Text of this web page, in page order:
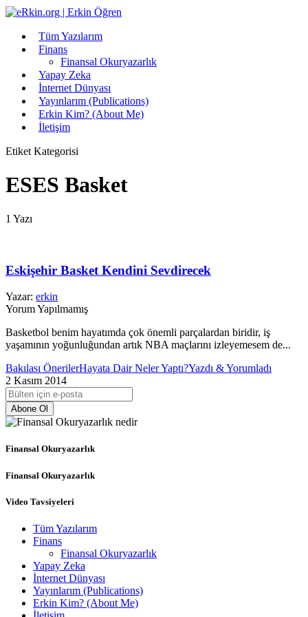
Tüm Yazılarım
Finans
Finansal Okuryazarlık
Yapay Zeka
İnternet Dünyası
Yayınlarım (Publications)
Erkin Kim? (About Me)
İletişim
Etiket Kategorisi
ESES Basket
1 Yazı
Eskişehir Basket Kendini Sevdirecek
Yazar: erkin
Yorum Yapılmamış
Basketbol benim hayatımda çok önemli parçalardan biridir, iş
yaşamının yoğunluğundan artık NBA maçlarını izleyemesem de...
Bakılası ÖnerilerHayata Dair Neler Yaptı?Yazdı & Yorumladı
2 Kasım 2014
Abone Ol
Finansal Okuryazarlık
Finansal Okuryazarlık
Video Tavsiyeleri
Tüm Yazılarım
Finans
Finansal Okuryazarlık
Yapay Zeka
İnternet Dünyası
Yayınlarım (Publications)
Erkin Kim? (About Me)